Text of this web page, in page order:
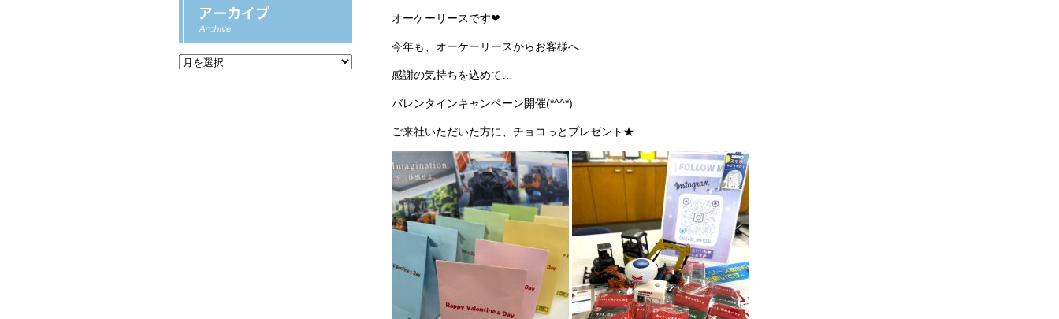
オーケーリースです❤
今年も、オーケーリースからお客様へ
感謝の気持ちを込めて…
バレンタインキャンペーン開催(*^^*)
ご来社いただいた方に、チョコっとプレゼント★